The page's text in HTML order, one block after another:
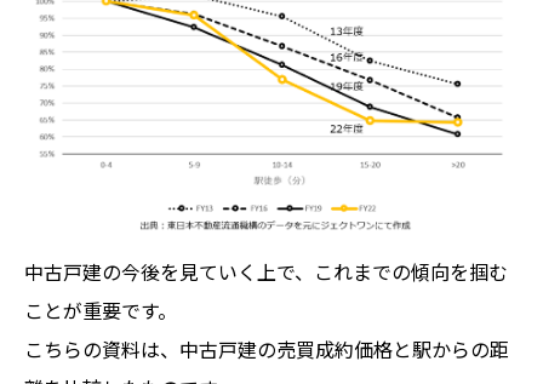
中古戸建の今後を見ていく上で、これまでの傾向を掴む
ことが重要です。
こちらの資料は、中古戸建の売買成約価格と駅からの距